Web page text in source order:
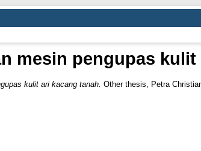
mesin pengupas
kulit ari kacang tanah. Other thesis, Petra